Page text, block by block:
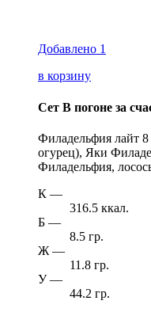
Добавлено 1
в корзину
Сет В погоне за
Филадельфия лайт
огурец), Яки
Филадельфия,
К —
316.5 ккал.
Б —
8.5 гр.
Ж —
11.8 гр.
У—
44.2 гр.